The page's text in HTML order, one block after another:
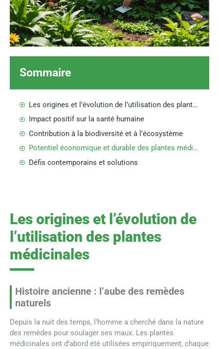
Sommaire
Les origines et l’évolution de l’utilisation des plantes médicinales
Impact positif sur la santé humaine
Contribution à la biodiversité et à l’écosystème
Potentiel économique et durable des plantes médicinales
Défis contemporains et solutions
Les origines et l’évolution de
l’utilisation des plantes
médicinales
Histoire ancienne : l’aube des remèdes
naturels
Depuis la nuit des temps, l’homme a cherché dans la nature
des remèdes pour soulager ses maux. Les plantes
médicinales ont d’abord été utilisées empiriquement, chaque